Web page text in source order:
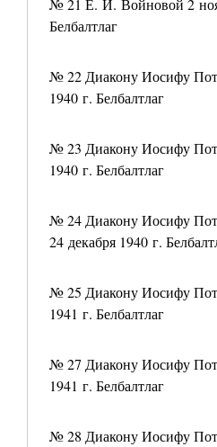
№ 21 Е. И. Войновой 2
Белбалтлаг
№ 22 Диакону Иосифу
1940 г. Белбалтлаг
№ 23 Диакону Иосифу
1940 г. Белбалтлаг
№ 24 Диакону Иосифу
24 декабря 1940 г.
№ 25 Диакону Иосифу
1941 г. Белбалтлаг
№ 27 Диакону Иосифу
1941 г. Белбалтлаг
№ 28 Диакону Иосифу